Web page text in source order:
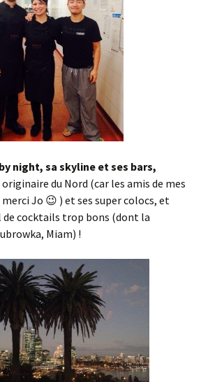
night, sa skyline et ses bars,
du Nord (car les amis de mes
Jo 😉 ) et ses super colocs, et
de cocktails trop bons (dont la
Miam) !